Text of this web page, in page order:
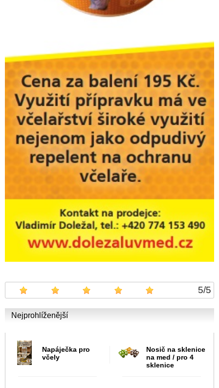
5/5
Nejprohlíženější
Napáječka pro
včely
Nosič na sklenice
na med / pro 4
sklenice